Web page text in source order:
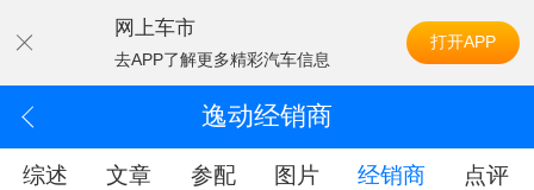
网上车市
去APP了解更多精彩汽车信息
打开APP
逸动经销商
综述 文章 参配 图片 经销商 点评